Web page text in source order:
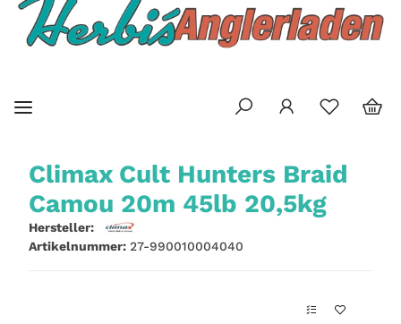
Climax Cult Hunters Braid
Camou 20m 45lb 20,5kg
Hersteller:
Artikelnummer: 27-990010004040